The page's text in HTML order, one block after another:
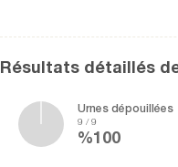
Résultats détaillés
Urnes dépouillées
9 / 9
%100